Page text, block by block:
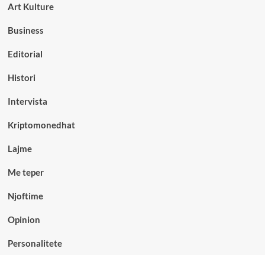
Art Kulture
Business
Editorial
Histori
Intervista
Kriptomonedhat
Lajme
Me teper
Njoftime
Opinion
Personalitete